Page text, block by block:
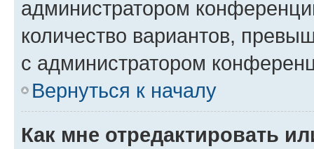
администратором
количество вариантов,
с администратором
Вернуться к началу
Как мне отредактировать